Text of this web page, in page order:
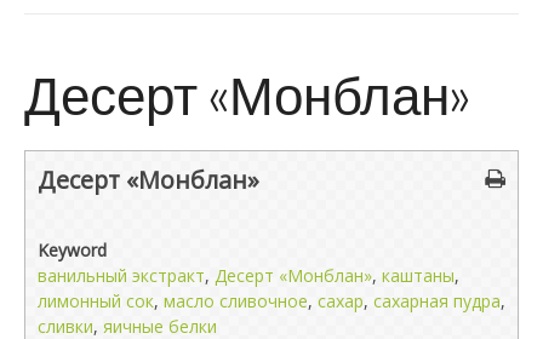
Десерт «Монблан»
Десерт «Монблан»
Keyword
ванильный экстракт, Десерт «Монблан», каштаны,
лимонный сок, масло сливочное, сахар, сахарная пудра,
сливки, яичные белки